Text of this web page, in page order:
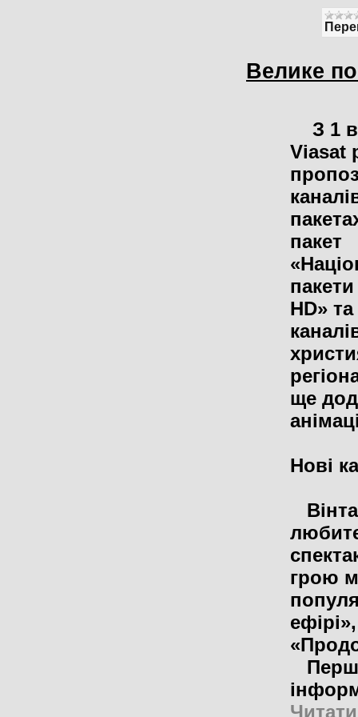
Велике
З 1
Viasat
пакет
HD»
ще
Нові
грою